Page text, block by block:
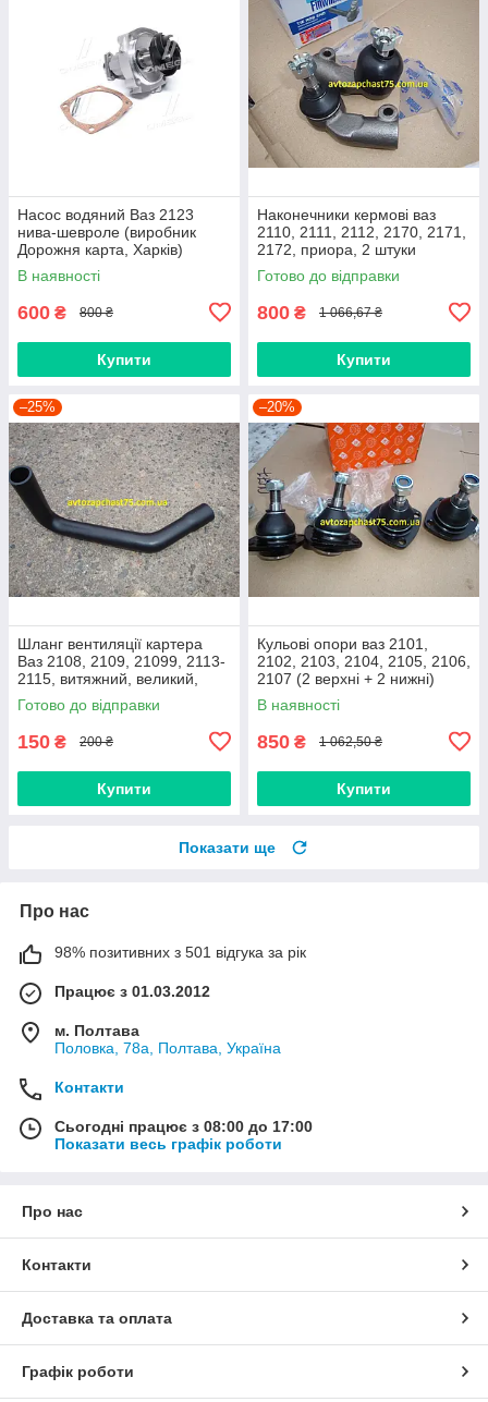
Насос водяний Ваз 2123
нива-шевроле (виробник
Дорожня карта, Харків)
В наявності
600 ₴ 800 ₴
Купити
Наконечники кермові ваз
2110, 2111, 2112, 2170, 2171,
2172, приора, 2 штуки
(виробник Finwhale,
Німеччина)
Готово до відправки
800 ₴ 1 066,67 ₴
Купити
–25%
Шланг вентиляції картера
Ваз 2108, 2109, 21099, 2113-
2115, витяжний, великий,
нижній
Готово до відправки
150 ₴ 200 ₴
Купити
–20%
Кульові опори ваз 2101,
2102, 2103, 2104, 2105, 2106,
2107 (2 верхні + 2 нижні)
Дорожня карта, Харків
В наявності
850 ₴ 1 062,50 ₴
Купити
Показати ще
Про нас
98% позитивних з 501 відгука за рік
Працює з 01.03.2012
м. Полтава
Половка, 78а, Полтава, Україна
Контакти
Сьогодні працює з 08:00 до 17:00
Показати весь графік роботи
Про нас
Контакти
Доставка та оплата
Графік роботи